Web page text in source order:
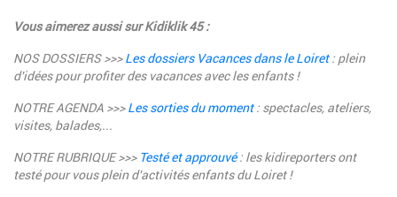
Vous aimerez aussi sur Kidiklik 45 :
NOS DOSSIERS >>>Les dossiers Vacances dans le Loiret: plein
d'idées pour profiter des vacances avec les enfants !
NOTRE AGENDA >>>Les sorties du moment: spectacles, ateliers,
visites, balades,...
NOTRE RUBRIQUE >>> Testé et approuvé: les kidireporters ont
testé pour vous plein d'activités enfants du Loiret !